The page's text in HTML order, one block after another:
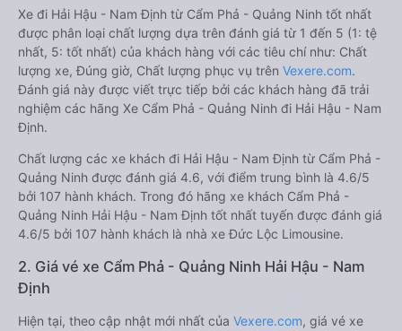
Xe đi Hải Hậu - Nam Định từ Cẩm Phả - Quảng Ninh tốt nhất
được phân loại chất lượng dựa trên đánh giá từ 1 đến 5 (1: tệ
nhất, 5: tốt nhất) của khách hàng với các tiêu chí như: Chất
lượng xe, Đúng giờ, Chất lượng phục vụ trên Vexere.com.
Đánh giá này được viết trực tiếp bởi các khách hàng đã trải
nghiệm các hãng Xe Cẩm Phả - Quảng Ninh đi Hải Hậu - Nam
Định.
Chất lượng các xe khách đi Hải Hậu - Nam Định từ Cẩm Phả -
Quảng Ninh được đánh giá 4.6, với điểm trung bình là 4.6/5
bởi 107 hành khách. Trong đó hãng xe khách Cẩm Phả -
Quảng Ninh Hải Hậu - Nam Định tốt nhất tuyến được đánh giá
4.6/5 bởi 107 hành khách là nhà xe Đức Lộc Limousine.
2. Giá vé xe Cẩm Phả - Quảng Ninh Hải Hậu - Nam
Định
Hiện tại, theo cập nhật mới nhất của Vexere.com, giá vé xe